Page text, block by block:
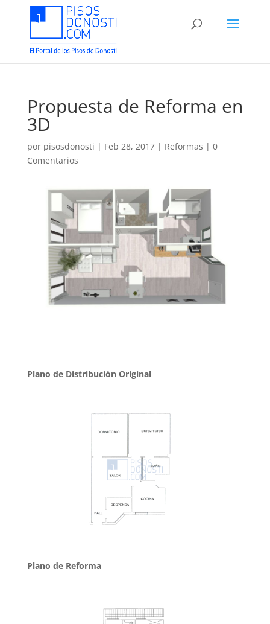
Propuesta de Reforma en
3D
por pisosdonosti | Feb 28, 2017| Reformas | 0
Comentarios
Plano de Distribución Original
Plano de Reforma